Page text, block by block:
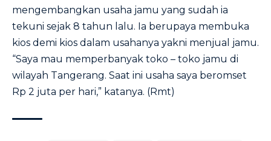
mengembangkan usaha jamu yang sudah ia
tekuni sejak 8 tahun lalu. Ia berupaya membuka
kios demi kios dalam usahanya yakni menjual jamu.
“Saya mau memperbanyak toko – toko jamu di
wilayah Tangerang. Saat ini usaha saya beromset
Rp 2 juta per hari,” katanya. (Rmt)